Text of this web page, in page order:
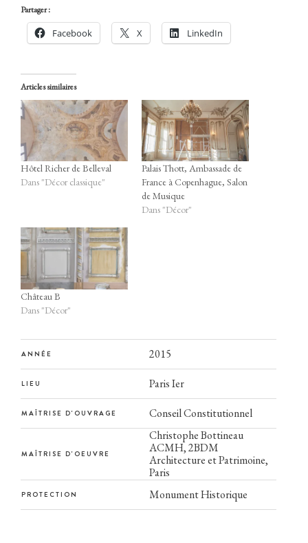
faire
Partager :
Facebook X LinkedIn
Articles similaires
Hôtel Richer de Belleval
Dans "Décor classique"
Palais Thott, Ambassade de
France à Copenhague, Salon
de Musique
Dans "Décor"
Château B
Dans "Décor"
ANNÉE 2015
LIEU Paris Ier
MAÎTRISE D'OUVRAGE Conseil Constitutionnel
MAÎTRISE D'OEUVRE
Christophe Bottineau
ACMH, 2BDM
Architecture et Patrimoine,
Paris
PROTECTION Monument Historique